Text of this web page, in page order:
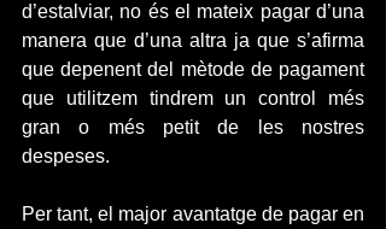
d’estalviar, no és el mateix pagar d’una
manera que d’una altra ja que s’afirma
que depenent del mètode de pagament
que utilitzem tindrem un control més
gran o més petit de les nostres
despeses.
Per tant, el major avantatge de pagar en